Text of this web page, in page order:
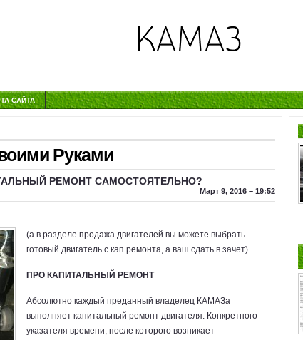
САЙТА
Руками
РЕМОНТ САМОСТОЯТЕЛЬНО?
Март 9, 2016 – 19:52
(а в разделе продажа двигателей вы можете выбрать
готовый двигатель с кап.ремонта, а ваш сдать в зачет)
ПРО КАПИТАЛЬНЫЙ РЕМОНТ
Абсолютно каждый преданный владелец КАМАЗа
выполняет капитальный ремонт двигателя. Конкретного
указателя времени, после которого возникает